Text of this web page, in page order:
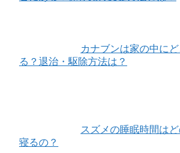
カナブンは家の中に
る？退治・駆除方法は？
スズメの睡眠時間は
寝るの？